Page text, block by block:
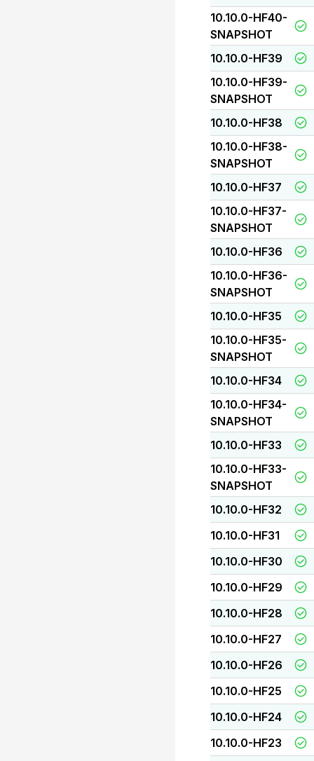
10.10.0-HF40-
SNAPSHOT
10.10.0-HF39
10.10.0-HF39-
SNAPSHOT
10.10.0-HF38
10.10.0-HF38-
SNAPSHOT
10.10.0-HF37
10.10.0-HF37-
SNAPSHOT
10.10.0-HF36
10.10.0-HF36-
SNAPSHOT
10.10.0-HF35
10.10.0-HF35-
SNAPSHOT
10.10.0-HF34
10.10.0-HF34-
SNAPSHOT
10.10.0-HF33
10.10.0-HF33-
SNAPSHOT
10.10.0-HF32
10.10.0-HF31
10.10.0-HF30
10.10.0-HF29
10.10.0-HF28
10.10.0-HF27
10.10.0-HF26
10.10.0-HF25
10.10.0-HF24
10.10.0-HF23